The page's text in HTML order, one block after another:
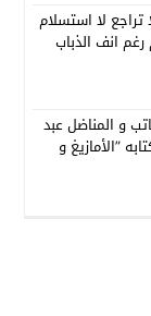
باريك قائلا : لا تراجع لا استسلام
رغم انف الذباب
و المناضل عبد
الرحيم حزال من بيع كتابه ”الأمازيغ و